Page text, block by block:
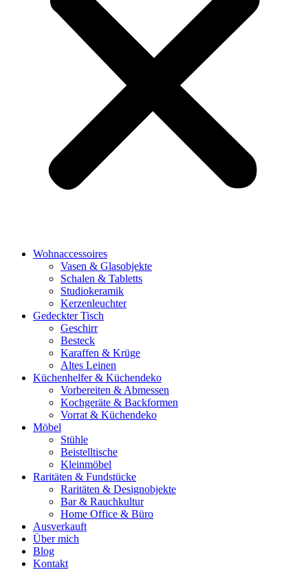
Wohnaccessoires
Vasen & Glasobjekte
Schalen & Tabletts
Studiokeramik
Kerzenleuchter
Gedeckter Tisch
Geschirr
Besteck
Karaffen & Krüge
Altes Leinen
Küchenhelfer & Küchendeko
Vorbereiten & Abmessen
Kochgeräte & Backformen
Vorrat & Küchendeko
Möbel
Stühle
Beistelltische
Kleinmöbel
Raritäten & Fundstücke
Raritäten & Designobjekte
Bar & Rauchkultur
Home Office & Büro
Ausverkauft
Über mich
Blog
Kontakt